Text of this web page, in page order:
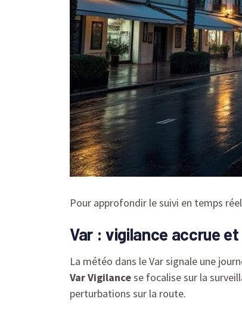
Pour approfondir le suivi en temps
Var : vigilance accrue
La météo dans le Var signale une
Var Vigilancese focalise sur la
perturbations sur la route.